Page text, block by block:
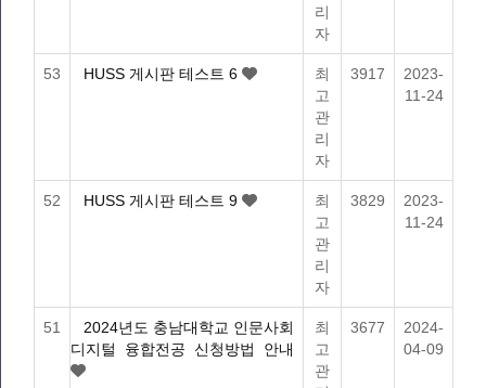
리
자
53 HUSS 게시판 테스트 6
최
고
관
리
자
3917
2023-
11-24
52 HUSS 게시판 테스트 9
최
고
관
리
자
3829
2023-
11-24
51
2024년도 충남대학교 인문사회
디지털 융합전공 신청방법 안내
최
고
관
3677
2024-
04-09